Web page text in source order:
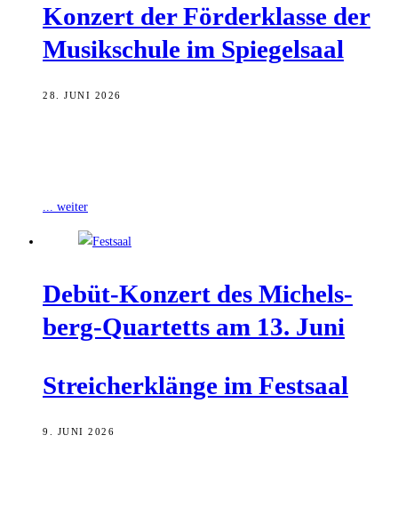
Kon­zert der För­der­klas­se der
Musik­schu­le im Spiegelsaal
28. JUNI 2026
... weiter
Debüt-Kon­zert des Michels­
berg-Quar­tetts am 13. Juni
Strei­ch­er­klän­ge im Festsaal
9. JUNI 2026